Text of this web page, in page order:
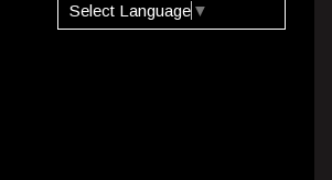
Select Language ▼